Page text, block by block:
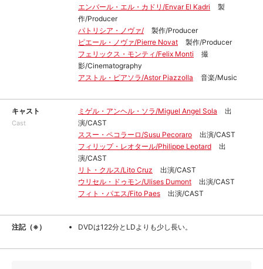
エンバール・エル・カドリ/Envar El Kadri
製
作/Producer
パトリシア・ノヴァ/
製作/Producer
ピエール・ノヴァ/Pierre Novat
製作/Producer
フェリックス・モンティ/Felix Monti
撮
影/Cinematography
アストル・ピアソラ/Astor Piazzolla
音楽/Music
キャスト
Cast
ミゲル・アンヘル・ソラ/Miguel Angel Sola
出
演/CAST
ススー・ペコラーロ/Susu Pecoraro
出演/CAST
フィリップ・レオタール/Philippe Leotard
出
演/CAST
リト・クルス/Lito Cruz
出演/CAST
ウリセル・ドゥモン/Ulises Dumont
出演/CAST
フィト・パエス/Fito Paes
出演/CAST
注記（※） DVDは122分とLDよりも少し長い。